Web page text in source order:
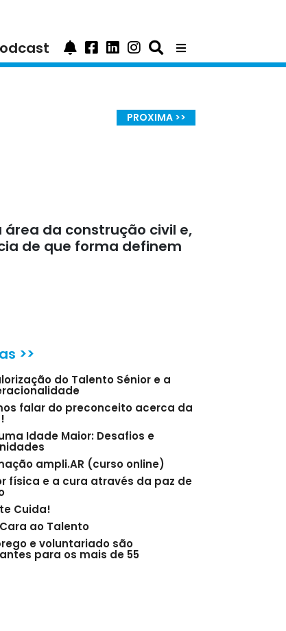
PROXIMA >>
da construção civil e,
de que forma definem
>>
do Talento Sénior e a
falar do preconceito acerca da
Idade Maior: Desafios e
ampli.AR (curso online)
física e a cura através da paz de
Cuida!
ao Talento
e voluntariado são
para os mais de 55